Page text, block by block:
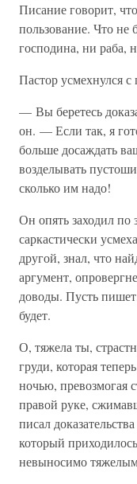
Писание говорит,
пользование. Что не
господина, ни раба,
Пастор усмехнулся с
— Вы беретесь
он. — Если так, я
больше досаждать
возделывать
сколько им надо!
Он опять заходил по
саркастически
другой, знал, что
аргумент,
доводы. Пусть
будет.
О, тяжела ты,
груди, которая
ночью, превозмогая
правой руке,
писал
который
невыносимо